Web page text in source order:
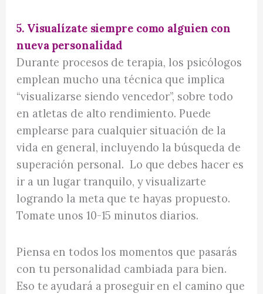
5. Visualízate siempre como alguien con
nueva personalidad
Durante procesos de terapia, los psicólogos
emplean mucho una técnica que implica
“visualizarse siendo vencedor”, sobre todo
en atletas de alto rendimiento. Puede
emplearse para cualquier situación de la
vida en general, incluyendo la búsqueda de
superación personal. Lo que debes hacer es
ir a un lugar tranquilo, y visualizarte
logrando la meta que te hayas propuesto.
Tomate unos 10-15 minutos diarios.
Piensa en todos los momentos que pasarás
con tu personalidad cambiada para bien.
Eso te ayudará a proseguir en el camino que